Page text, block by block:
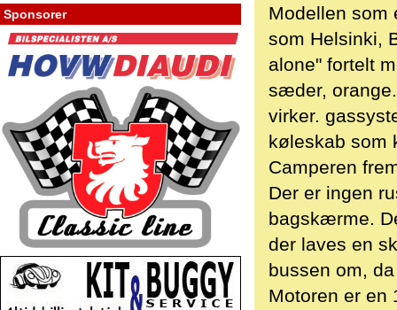
Sponsorer
Modellen som
som Helsinki,
alone" fortelt
sæder,
virker.
køleskab som
Camperen
Der er ingen
bagskærme.
der laves en
bussen om,
Motoren er en